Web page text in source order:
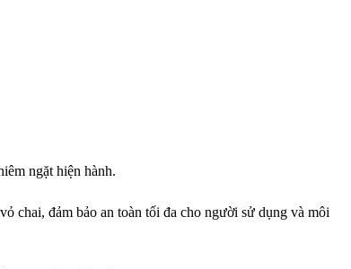
ngặt hiện hành.
chai, đảm bảo an toàn tối đa cho người sử dụng và môi